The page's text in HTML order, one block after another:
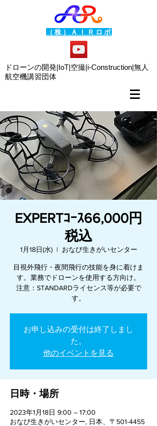
（株）ＡＩＲロボ
ドローンの開発|IoT|空撮|i-Construction|無人
航空機講習団体
EXPERTｺｰｽ66,000円
税込
1月18日(水)
  |
おなび生きがいセンター
目視外飛行・夜間飛行の技能を身に着けま
す。業務でドローンを使用する方向け。
注意：STANDARDライセンス等が必要で
す。
お申し込みの受付は終了しまし
た。
他のイベントを見る
日時・場所
2023年1月18日 9:00 – 17:00
おなび生きがいセンター, 日本、〒501-4455